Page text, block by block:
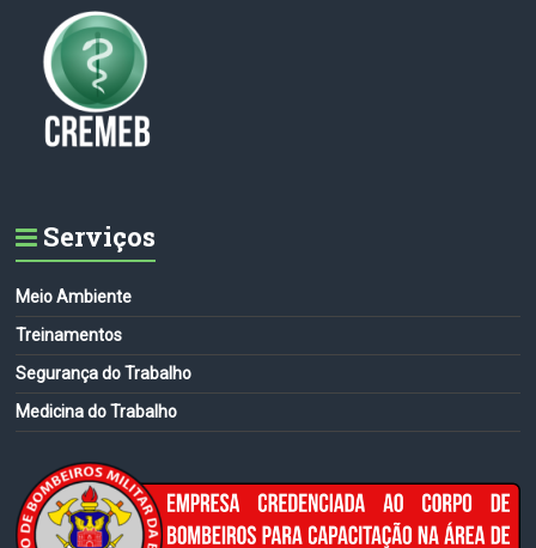
Serviços
Meio Ambiente
Treinamentos
Segurança do Trabalho
Medicina do Trabalho